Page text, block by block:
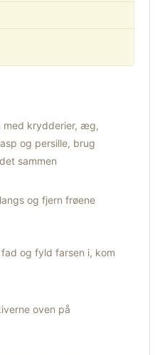
med krydderier, æg,
og persille, brug
sammen
og fjern frøene
og fyld farsen i, kom
oven på